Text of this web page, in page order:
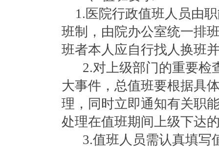
1.医院行政值班人员由
班制，由院办公室统一排
班者本人应自行找人换班
2.对上级部门的重要检
大事件，总值班要根据具
理，同时立即通知有关职
处理在值班期间上级下达
3.值班人员需认真填写